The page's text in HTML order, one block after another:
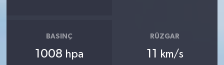
BASINÇ
1008 hpa
RÜZGAR
11 km/s